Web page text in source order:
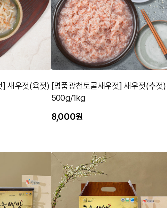
] 새우젓(육젓) [명품광천토굴새우젓] 새우젓(추젓)
500g/1kg
8,000원